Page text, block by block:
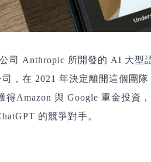
司 Anthropic 所開發的 AI 大型
司，在 2021 年決定離開這個團
得Amazon 與 Google 重金投資
的競爭對手。